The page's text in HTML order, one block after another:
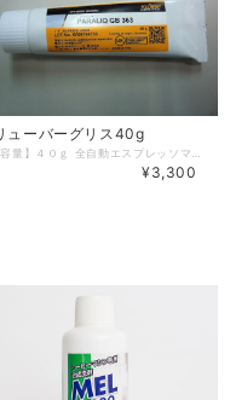
ューバーグリス40g
¥3,300